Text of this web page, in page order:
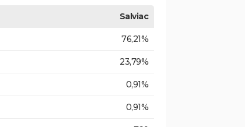
Salviac
76,21%
23,79%
0,91%
0,91%